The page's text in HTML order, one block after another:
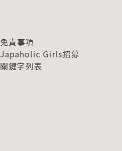
免責事項
Japaholic Girls招募
關鍵字列表